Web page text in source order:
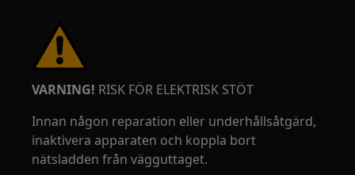
VARNING! RISK FÖR ELEKTRISK STÖT
Innan någon reparation eller underhållsåtgärd,
inaktivera apparaten och koppla bort
nätsladden från vägguttaget.